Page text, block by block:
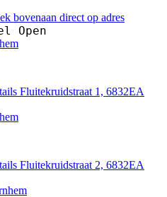
bovenaan direct op adres
Open
Fluitekruidstraat 1, 6832EA
Fluitekruidstraat 2, 6832EA